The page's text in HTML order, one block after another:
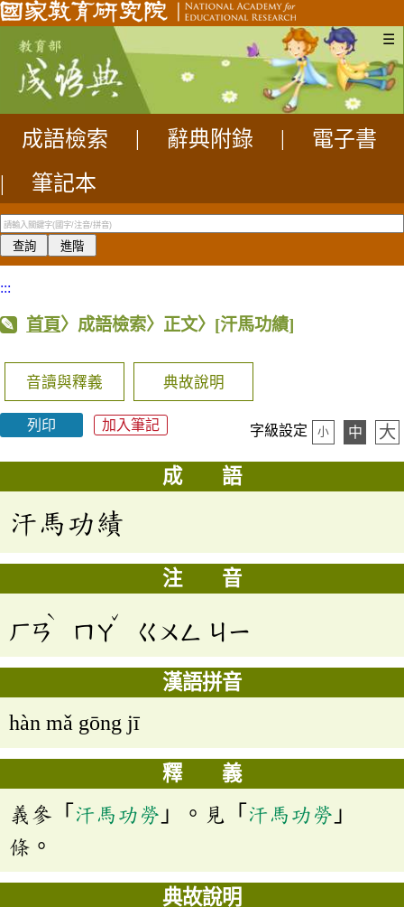
☰
成語檢索 辭典附錄
電子書
|
筆記本
:::
首頁〉成語檢索〉正文〉 [汗馬功績]
音讀與釋義 典故說明
列印 加入筆記 字級設定 小 中 大
成 語
汗馬功績
注 音
ㄏㄢ
ˋ
ㄇㄚ
ˇ
ㄍㄨㄥ ㄐㄧ
漢語拼音
hàn mǎ gōng jī
釋 義
義參「 汗馬功勞 」。見「 汗馬功勞 」
條。
典故說明